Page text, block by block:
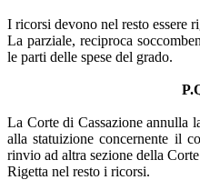
I ricorsi devono nel resto essere
La parziale, reciproca
le parti delle spese del grado.
La Corte di Cassazione annulla
alla statuizione concernente il
rinvio ad altra sezione della
Rigetta nel resto i ricorsi.